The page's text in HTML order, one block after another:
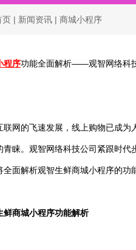
页 | 新闻资讯 | 商城小程序
程序功能全面解析——观智网络科
联网的飞速发展，线上购物已成
青睐。观智网络科技公司紧跟时代
全面解析观智生鲜商城小程序的功
鲜商城小程序功能解析